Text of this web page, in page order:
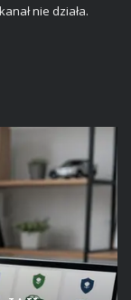
nie działa.